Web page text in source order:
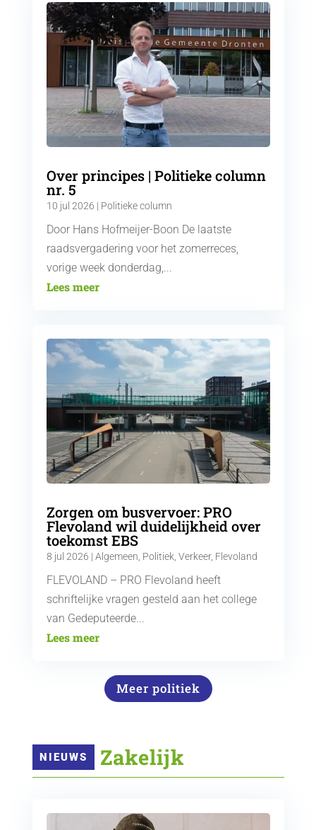
Over principes | Politieke column
nr. 5
10 jul 2026 | Politieke column
Door Hans Hofmeijer-Boon De laatste
raadsvergadering voor het zomerreces,
vorige week donderdag,...
Lees meer
Zorgen om busvervoer: PRO
Flevoland wil duidelijkheid over
toekomst EBS
8 jul 2026 | Algemeen Politiek Verkeer, Flevoland
FLEVOLAND – PRO Flevoland heeft
schriftelijke vragen gesteld aan het college
van Gedeputeerde...
Lees meer
Meer politiek
NIEUWS Zakelijk